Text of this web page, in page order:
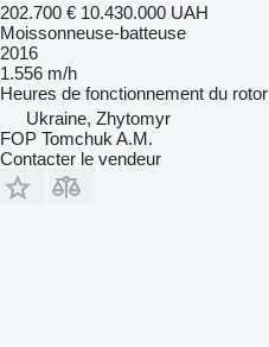
202.700 € 10.430.000 UAH
Moissonneuse-batteuse
2016
1.556 m/h
Heures de fonctionnement du rotor
Ukraine, Zhytomyr
FOP Tomchuk A.M.
Contacter le vendeur